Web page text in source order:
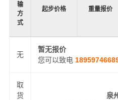
输
方
式
起步价格 重量报价
无
暂无报价
您可以致电
取
货
泉